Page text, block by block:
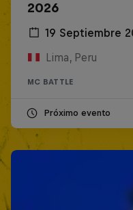
2026
19 Septiembre
Lima, Peru
MC BATTLE
Próximo evento